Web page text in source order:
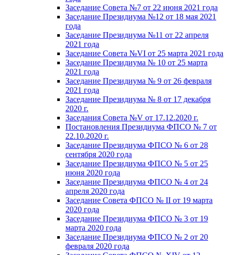
Заседание Совета №7 от 22 июня 2021 года
Заседание Президиума №12 от 18 мая 2021
года
Заседание Президиума №11 от 22 апреля
2021 года
Заседание Совета №VI от 25 марта 2021 года
Заседание Президиума № 10 от 25 марта
2021 года
Заседание Президиума № 9 от 26 февраля
2021 года
Заседание Президиума № 8 от 17 декабря
2020 г.
Заседания Совета №V от 17.12.2020 г.
Постановления Президиума ФПСО № 7 от
22.10.2020 г.
Заседание Президиума ФПСО № 6 от 28
сентября 2020 года
Заседание Президиума ФПСО № 5 от 25
июня 2020 года
Заседание Президиума ФПСО № 4 от 24
апреля 2020 года
Заседание Совета ФПСО № II от 19 марта
2020 года
Заседание Президиума ФПСО № 3 от 19
марта 2020 года
Заседание Президиума ФПСО № 2 от 20
февраля 2020 года